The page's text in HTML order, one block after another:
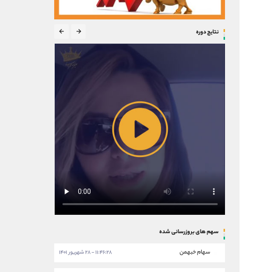
نتایج دوره
سهم های بروزرسانی شده
سهام خبهمن ۱۱:۴۶:۲۸ - ۲۸ شهریور ۱۴۰۱